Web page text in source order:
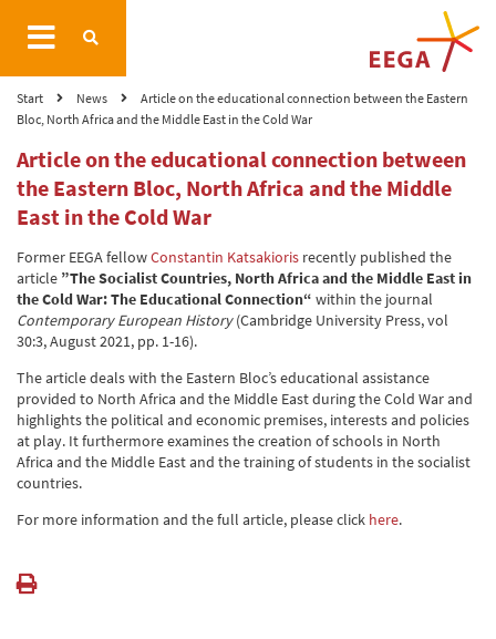
Start News
Article on the educational connection between the Eastern
Bloc, North Africa and the Middle East in the Cold War
Article on the educational connection between
the Eastern Bloc, North Africa and the Middle
East in the Cold War
Former EEGA fellowConstantin Katsakioris recently published the
article ”The Socialist Countries, North Africa and the Middle East in
the Cold War: The Educational Connection“ within the journal
Contemporary European History(Cambridge University Press, vol
30:3, August 2021, pp. 1-16).
The article deals with the Eastern Bloc’s educational assistance
provided to North Africa and the Middle East during the Cold War and
highlights the political and economic premises, interests and policies
at play. It furthermore examines the creation of schools in North
Africa and the Middle East and the training of students in the socialist
countries.
For more information and the full article, please click here.